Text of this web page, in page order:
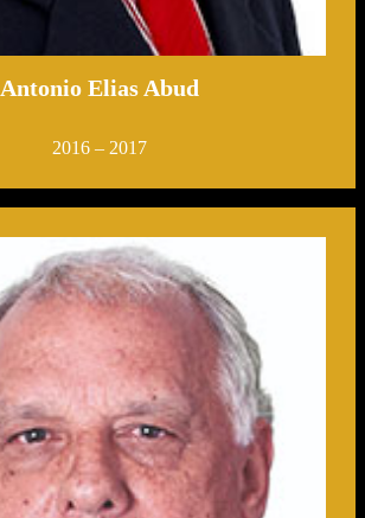
Antonio Elias Abud
2016 – 2017